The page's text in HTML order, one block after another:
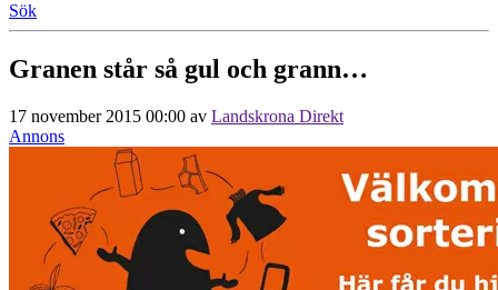
Sök
Granen står så gul och grann…
17 november 2015 00:00 av Landskrona Direkt
Annons